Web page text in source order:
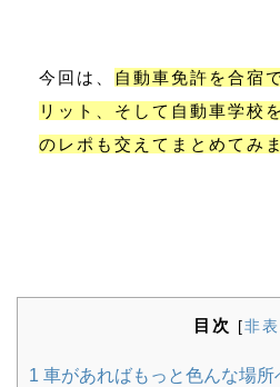
今回は、
自動車免許を合宿
リット、そして自動車学校
のレポも交えてまとめてみ
目次 [非
1 車があればもっと色んな場